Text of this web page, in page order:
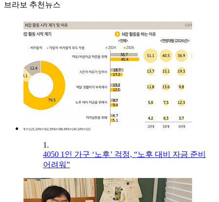
브라보 추천뉴스
1.
4050 1인 가구 ‘노후’ 걱정, “노후 대비 자금 준비
어려워”